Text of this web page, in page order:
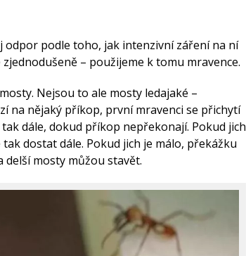
podle toho, jak intenzivní záření na ní
– použijeme k tomu mravence.
Nejsou to ale mosty ledajaké –
na nějaký příkop, první mravenci se přichytí
dále, dokud příkop nepřekonají. Pokud jich
dostat dále. Pokud jich je málo, překážku
delší mosty můžou stavět.